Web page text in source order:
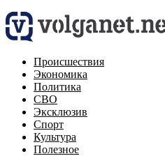
Происшествия
Экономика
Политика
СВО
Эксклюзив
Спорт
Культура
Полезное